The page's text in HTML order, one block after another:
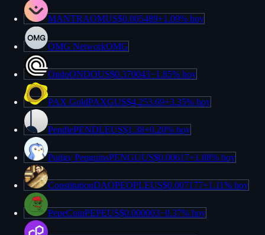
MANTRAOMUS$0.005489+1.09% hoy
OMG NetworkOMG
OndoONDOUS$0.370043−1.85% hoy
PAX GoldPAXGUS$4,253.69+3.35% hoy
PendlePENDLEUS$1.38+0.20% hoy
Pudgy PenguinsPENGUUS$0.00617+1.88% hoy
ConstitutionDAOPEOPLEUS$0.007177+1.11% hoy
PepeCoinPEPEUS$0.000003−0.37% hoy